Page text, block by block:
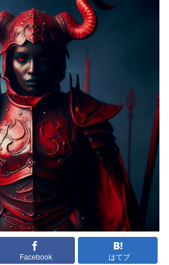
Facebook はてブ